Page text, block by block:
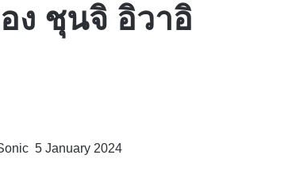
ง ชุนจิ อิวาอิ
5 January 2024